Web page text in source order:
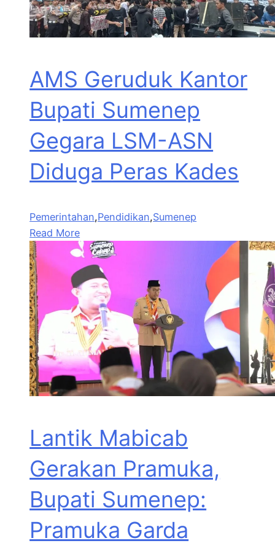
AMS Geruduk Kantor
Bupati Sumenep
Gegara LSM-ASN
Diduga Peras Kades
Pemerintahan,Pendidikan,Sumenep
Read More
Lantik Mabicab
Gerakan Pramuka,
Bupati Sumenep:
Pramuka Garda